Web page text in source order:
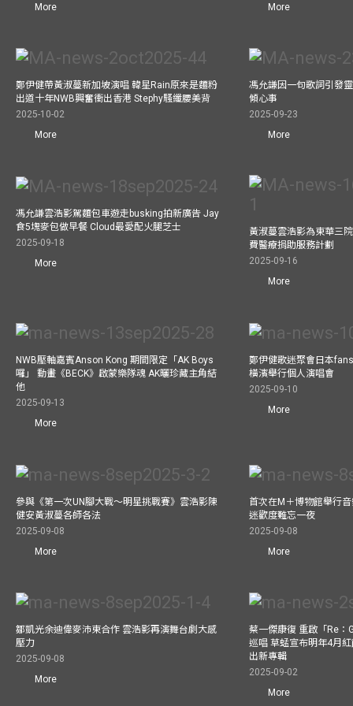
More
More
鄭伊健帶黃淑蔓新加坡演唱 韓星Rain原來是麵粉
出道十年NWB興奮衝出香港 Stephy騷纖腰美背
2025-10-02
More
馮允謙因一句歌詞引發
傾心事
2025-09-23
More
馮允謙雲浩影駕麵包車遊走busking拍新廣告 Jay
食5塊麥包做早餐 Cloud最愛配火腿芝士
2025-09-18
More
黃淑蔓雲浩影為東華三
費醫療捐助服務計劃
2025-09-16
More
NWB壓軸嘉賓Anson Kong 期間限定「AK Boys
囉」 動畫《BECK》啟蒙樂隊魂 AK曬珍藏主角結
他
2025-09-13
More
鄭伊健歌迷聚會日本
橫濱舉行個人演唱會
2025-09-10
More
參與《第一次UN腳大戰～明星挑戰賽》雲浩影陳
健安黃淑蔓各師各法
2025-09-08
More
首次在M＋博物館舉行
迷歡度難忘一夜
2025-09-08
More
鄒凱光余迪偉麥沛東合作 雲浩影再演舞台劇大感
壓力
2025-09-08
More
蔡一傑康復 重啟「Re：
巡唱 草蜢宣布明年4月
出新專輯
2025-09-02
More